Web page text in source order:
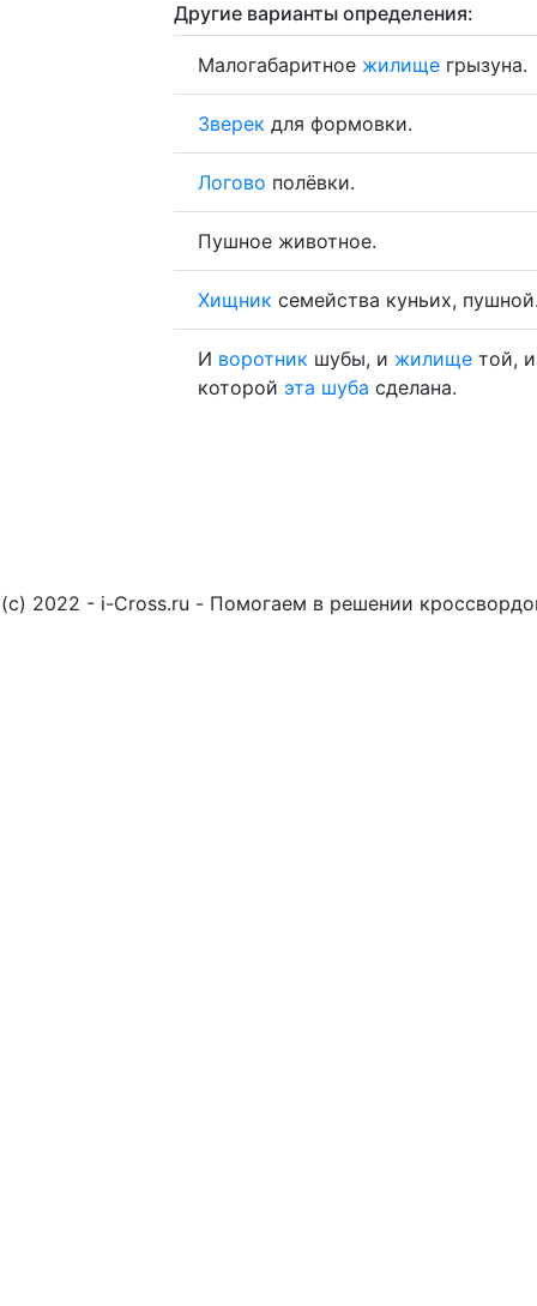
Другие варианты определения:
Малогабаритное жилище грызуна.
Зверек для формовки.
Логово полёвки.
Пушное животное.
Хищник семейства куньих,
И воротник шубы, и жилище той,
которой эта шуба сделана.
(c) 2022 - i-Cross.ru - Помогаем в решении